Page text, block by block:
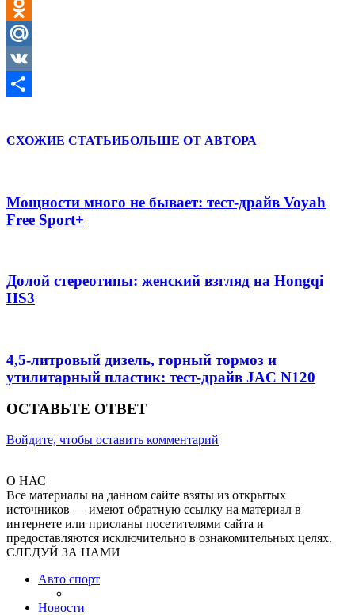
Twitter
Odnoklassniki
Mail.Ru
VK
СХОЖИЕ СТАТЬИБОЛЬШЕ ОТ АВТОРА
Мощности много не бывает: тест-драйв Voyah
Free Sport+
Долой стереотипы: женский взгляд на Hongqi
HS3
4,5-литровый дизель, горный тормоз и
утилитарный пластик: тест-драйв JAC N120
ОСТАВЬТЕ ОТВЕТ
Войдите, чтобы оставить комментарий
О НАС
Все материалы на данном сайте взяты из открытых
источников — имеют обратную ссылку на материал в
интернете или присланы посетителями сайта и
предоставляются исключительно в ознакомительных целях.
СЛЕДУЙ ЗА НАМИ
Авто спорт
Новости